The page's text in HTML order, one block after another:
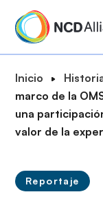
R
u
t
a
n
Inicio
marco de la
una
valor de la
Reportaje